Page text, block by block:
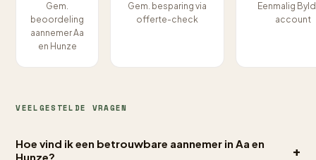
Gem.
beoordeling
aannemer Aa
en Hunze
Gem. besparing via
offerte-check
Eenmalig
account
VEELGESTELDE VRAGEN
Hoe vind ik een betrouwbare aannemer in Aa en
Hunze?
+